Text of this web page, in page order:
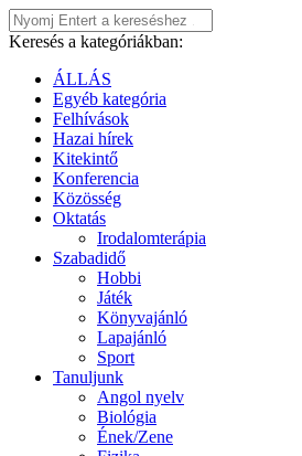
Keresés a kategóriákban:
ÁLLÁS
Egyéb kategória
Felhívások
Hazai hírek
Kitekintő
Konferencia
Közösség
Oktatás
Irodalomterápia
Szabadidő
Hobbi
Játék
Könyvajánló
Lapajánló
Sport
Tanuljunk
Angol nyelv
Biológia
Ének/Zene